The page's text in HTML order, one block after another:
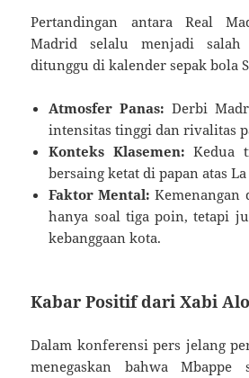
Pertandingan antara Real
Madrid selalu menjadi
ditunggu di kalender sepak bola
Atmosfer Panas: Derbi
intensitas tinggi dan rivalitas
Konteks Klasemen: Kedua
bersaing ketat di papan atas La
Faktor Mental: Kemenangan
hanya soal tiga poin, tetapi
kebanggaan kota.
Kabar Positif dari Xabi
Dalam konferensi pers jelang
menegaskan bahwa